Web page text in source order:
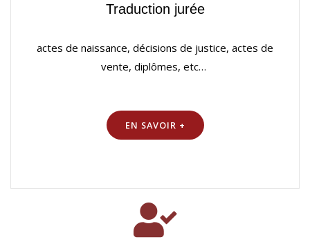
Traduction jurée
actes de naissance, décisions de justice, actes de
vente, diplômes, etc…
EN SAVOIR +